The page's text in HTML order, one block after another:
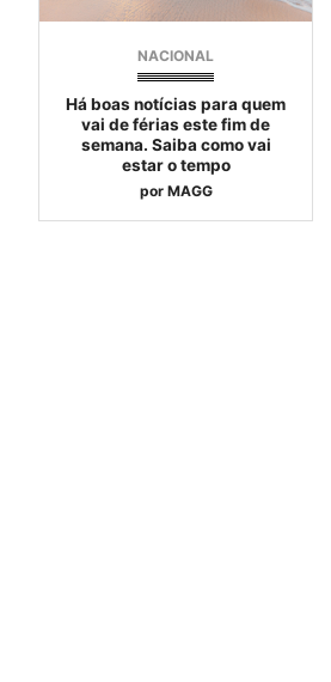
NACIONAL
Há boas notícias para quem
vai de férias este fim de
semana. Saiba como vai
estar o tempo
por MAGG